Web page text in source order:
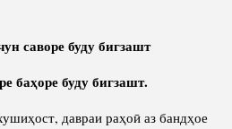
саворе буду бигзашт
ҳоре буду бигзашт.
давраи раҳоӣ аз бандҳое